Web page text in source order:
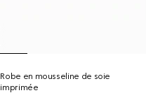
Robe en mousseline de soie
imprimée